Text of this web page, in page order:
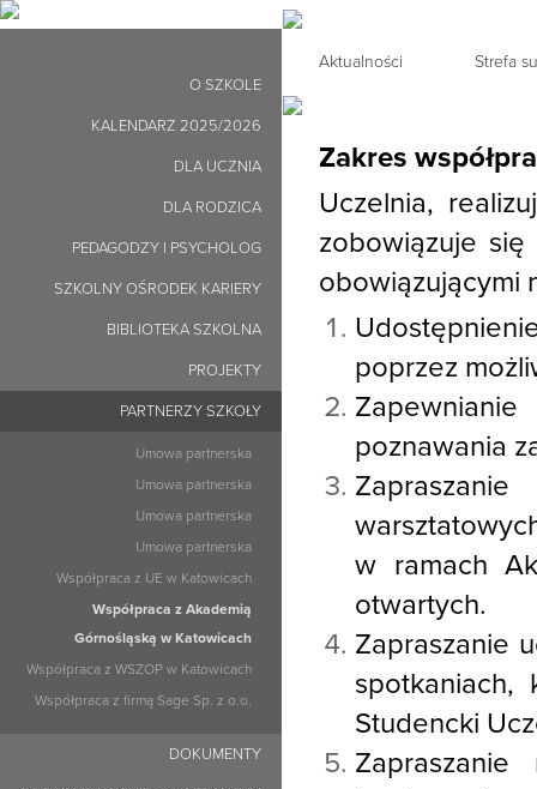
O SZKOLE
KALENDARZ 2025/2026
DLA UCZNIA
DLA RODZICA
PEDAGODZY I PSYCHOLOG
SZKOLNY OŚRODEK KARIERY
BIBLIOTEKA SZKOLNA
PROJEKTY
PARTNERZY SZKOŁY
Umowa partnerska
Umowa partnerska
Umowa partnerska
Umowa partnerska
Współpraca z UE w Katowicach
Współpraca z Akademią
Górnośląską w Katowicach
Współpraca z WSZOP w Katowicach
Współpraca z firmą Sage Sp. z o.o.
DOKUMENTY
Aktualności Strefa
Zakres
Uczelnia,
zobowiązuje
obowiązującymi
poprzez
poznawania
w ramach
otwartych.
Zapraszanie
spotkaniach,
Studencki